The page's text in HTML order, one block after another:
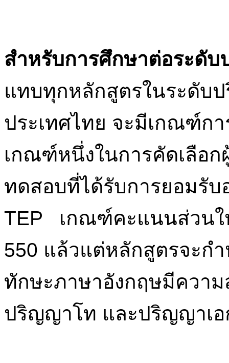
สำหรับการศึกษาต่อระดั
แทบทุกหลักสูตรในระดับ
ประเทศไทย จะมีเกณฑ์ก
เกณฑ์หนึ่งในการคัดเลือก
ทดสอบที่ได้รับการยอมรับ
TEP เกณฑ์คะแนนส่วนใ
550 แล้วแต่หลักสูตรจะก
ทักษะภาษาอังกฤษมีควา
ปริญญาโท และปริญญาเอ